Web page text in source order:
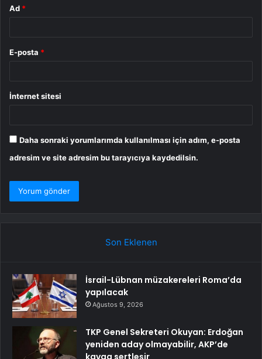
Ad *
E-posta *
İnternet sitesi
Daha sonraki yorumlarımda kullanılması için adım, e-posta
adresim ve site adresim bu tarayıcıya kaydedilsin.
Son Eklenen
İsrail-Lübnan müzakereleri Roma’da
yapılacak
Ağustos 9, 2026
TKP Genel Sekreteri Okuyan: Erdoğan
yeniden aday olmayabilir, AKP’de